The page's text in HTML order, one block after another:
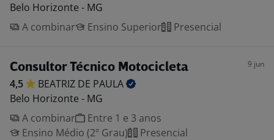
Belo Horizonte - MG
A combinar
Ensino Superior Presencial
Consultor Técnico Motocicleta 9 jun
4,5 BEATRIZ DE PAULA
Belo Horizonte - MG
A combinar
Entre 1 e 3 anos
Ensino Médio (2º Grau)
Presencial